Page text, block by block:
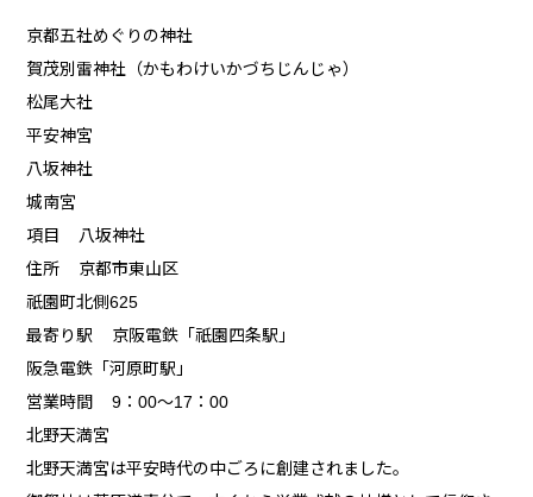
京都五社めぐりの神社
賀茂別雷神社（かもわけいかづちじんじゃ）
松尾大社
平安神宮
八坂神社
城南宮
項目 八坂神社
住所 京都市東山区
祇園町北側625
最寄り駅 京阪電鉄「祇園四条駅」
阪急電鉄「河原町駅」
営業時間 9：00～17：00
北野天満宮
北野天満宮は平安時代の中ごろに創建されました。